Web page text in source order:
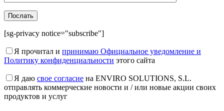
[sg-privacy notice="subscribe"]
Я прочитал и принимаю Официальное уведомление и
Политику конфиденциальности этого сайта
Я даю свое согласие на ENVIRO SOLUTIONS, S.L.
отправлять коммерческие новости и / или новые акции своих
продуктов и услуг